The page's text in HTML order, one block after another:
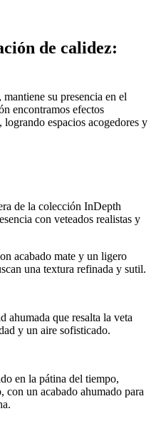
de calidez:
su presencia en el
encontramos efectos
espacios acogedores y
de la colección InDepth
con veteados realistas y
acabado mate y un ligero
una textura refinada y sutil.
ahumada que resalta la veta
y un aire sofisticado.
en la pátina del tiempo,
con un acabado ahumado para